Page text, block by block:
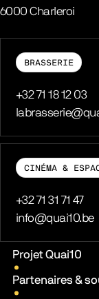
6000 Charleroi
BRASSERIE
Téléphone
+32 71 18 12 03
E-mail
CINÉMA &
Téléphone
+32 71 31 71 47
E-mail
info@quai10.be
Liens pratiques
Projet Quai10
Partenaires &